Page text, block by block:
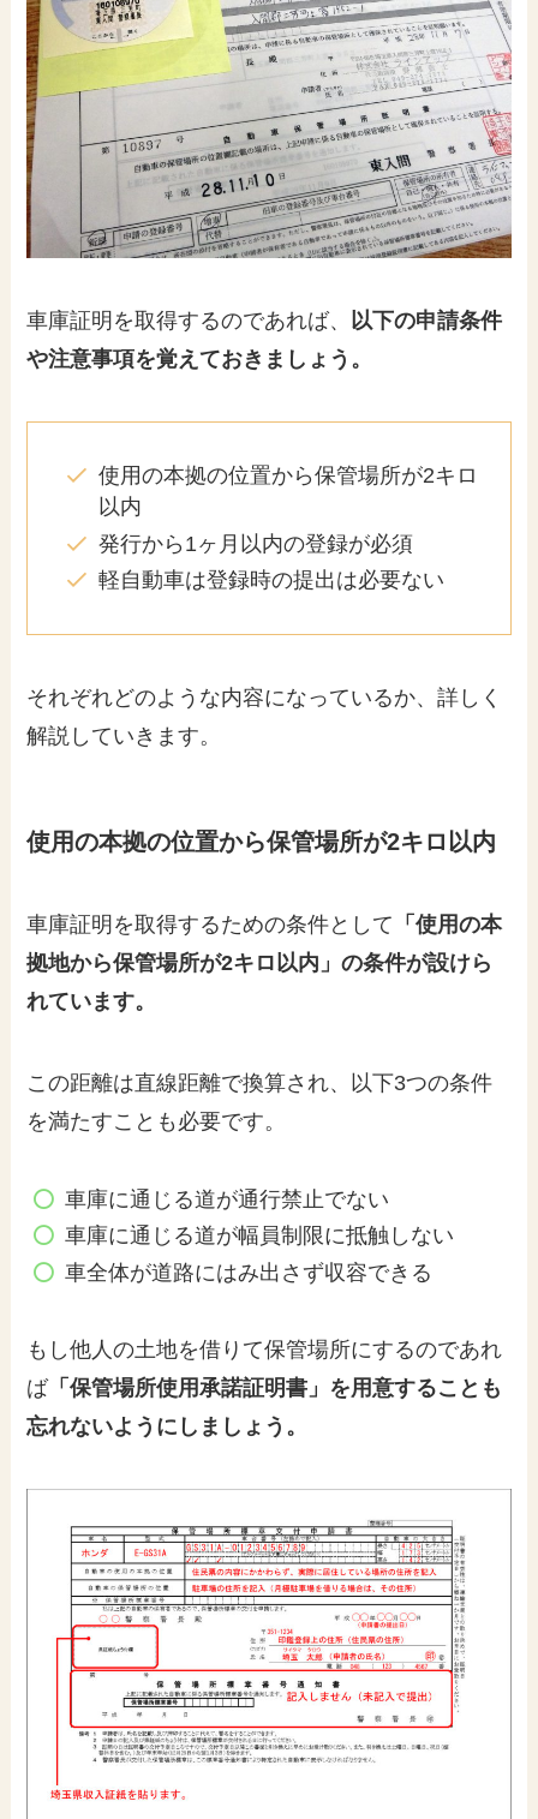
車庫証明を取得するのであれば、 以下の申請条件
や注意事項を覚えておきましょう。
使用の本拠の位置から保管場所が2キロ
以内
発行から1ヶ月以内の登録が必須
軽自動車は登録時の提出は必要ない
それぞれどのような内容になっているか、詳しく
解説していきます。
使用の本拠の位置から保管場所が2キロ以内
車庫証明を取得するための条件として 「使用の本
拠地から保管場所が2キロ以内」の条件が設けら
れています。
この距離は直線距離で換算され、以下3つの条件
を満たすことも必要です。
車庫に通じる道が通行禁止でない
車庫に通じる道が幅員制限に抵触しない
車全体が道路にはみ出さず収容できる
もし他人の土地を借りて保管場所にするのであれ
ば「保管場所使用承諾証明書」を用意することも
忘れないようにしましょう。